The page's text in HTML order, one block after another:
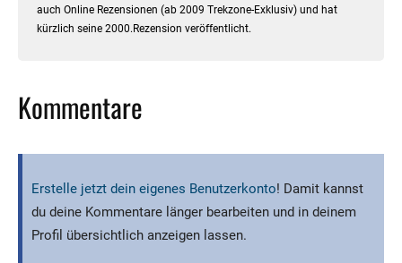
auch Online Rezensionen (ab 2009 Trekzone-Exklusiv) und hat
kürzlich seine 2000.Rezension veröffentlicht.
Kommentare
Erstelle jetzt dein eigenes Benutzerkonto! Damit kannst
du deine Kommentare länger bearbeiten und in deinem
Profil übersichtlich anzeigen lassen.